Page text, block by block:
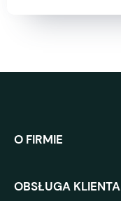
O FIRMIE
OBSŁUGA KLIENTA